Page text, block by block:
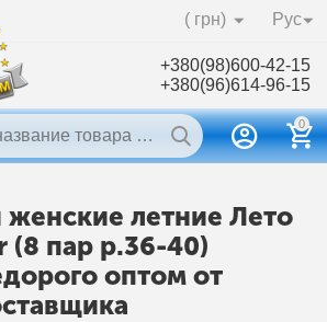
Рус
( грн)
+380(98)600-42-15
+380(96)614-96-15
0
летние Лето
(8 пар р.36-40)
оптом от